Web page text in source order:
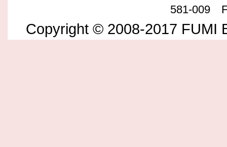
581-009
Copyright © 2008-2017 FUMI